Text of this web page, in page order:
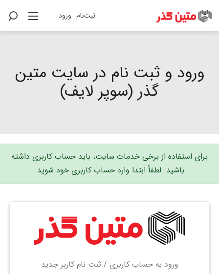
ثبت‌نام ورود
ورود و ثبت نام در سایت متین
گذر (سوپر لایف)
برای استفاده از برخی خدمات سایت، باید حساب کاربری داشته
باشید. لطفاً ابتدا وارد حساب کاربری خود شوید.
ورود به حساب کاربری / ثبت نام کاربر جدید